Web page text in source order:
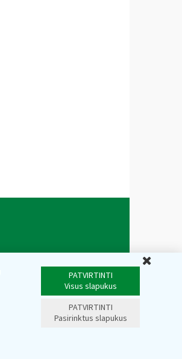
PATVIRTINTI
Visus slapukus
PATVIRTINTI
Pasirinktus slapukus